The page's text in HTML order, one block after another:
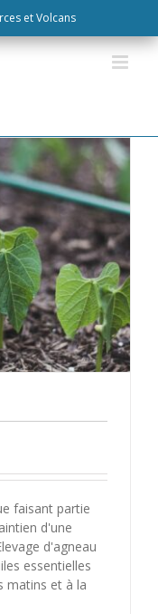
et Volcans
faisant partie
d'une
d'agneau
essentielles
matins et à la